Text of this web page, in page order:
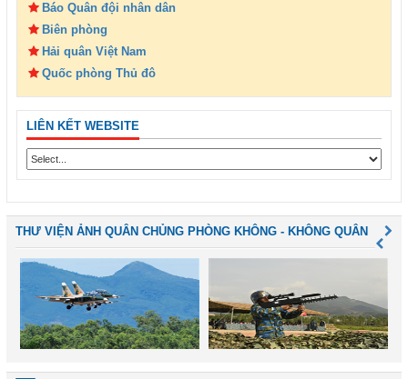
Báo Quân đội nhân dân
Biên phòng
Hải quân Việt Nam
Quốc phòng Thủ đô
LIÊN KẾT WEBSITE
THƯ VIỆN ẢNH QUÂN CHỦNG PHÒNG KHÔNG - KHÔNG QUÂN